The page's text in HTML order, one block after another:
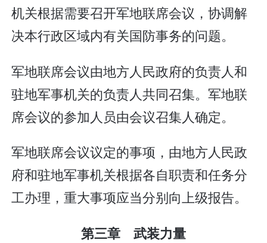
机关根据需要召开军地联席会议，协调解
决本行政区域内有关国防事务的问题。
军地联席会议由地方人民政府的负责人和
驻地军事机关的负责人共同召集。军地联
席会议的参加人员由会议召集人确定。
军地联席会议议定的事项，由地方人民政
府和驻地军事机关根据各自职责和任务分
工办理，重大事项应当分别向上级报告。
第三章 武装力量